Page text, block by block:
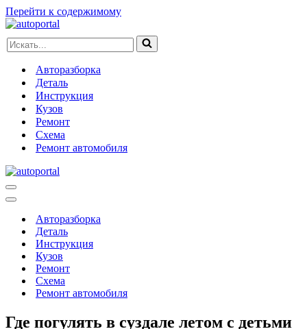
Перейти к содержимому
Искать...
Авторазборка
Деталь
Инструкция
Кузов
Ремонт
Схема
Ремонт автомобиля
Меню
навигации
Меню
навигацииАвторазборка
Деталь
Инструкция
Кузов
Ремонт
Схема
Ремонт автомобиля
Где погулять в суздале летом с детьми